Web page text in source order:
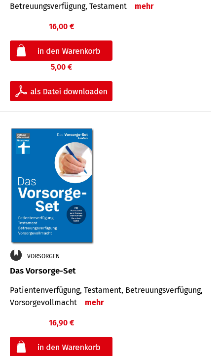
Betreuungsverfügung, Testament
mehr
16,00 €
5,00 €
VORSORGEN
Das Vorsorge-Set
Patienten­ver­fügung, Testa­ment, Be­treuungs­verfü­gung,
Vor­sorge­voll­macht
mehr
16,90 €